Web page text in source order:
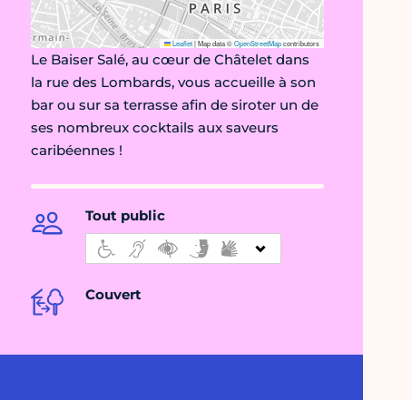
Leaflet|Map data ©OpenStreetMapcontributors
Le Baiser Salé, au cœur de Châtelet dans
la rue des Lombards, vous accueille à son
bar ou sur sa terrasse afin de siroter un de
ses nombreux cocktails aux saveurs
caribéennes !
Tout public
Couvert